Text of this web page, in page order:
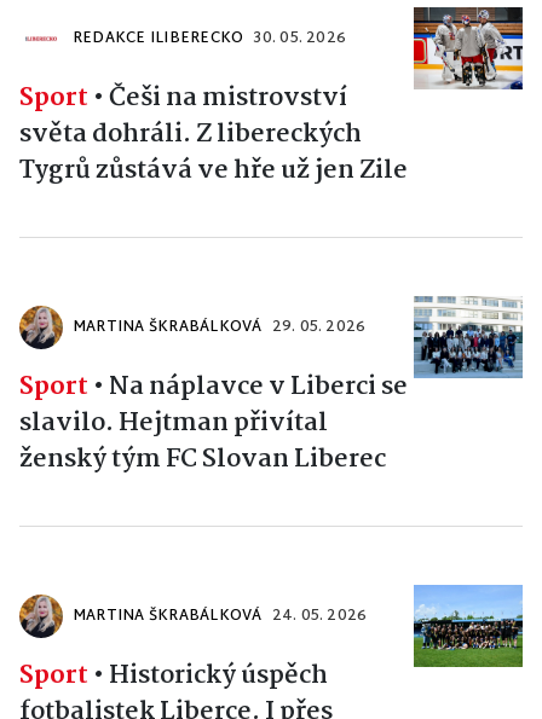
REDAKCE ILIBERECKO 30. 05. 2026
Sport •Češi na mistrovství
světa dohráli. Z libereckých
Tygrů zůstává ve hře už jen Zile
MARTINA ŠKRABÁLKOVÁ 29. 05. 2026
Sport • Na náplavce v Liberci se
slavilo. Hejtman přivítal
ženský tým FC Slovan Liberec
MARTINA ŠKRABÁLKOVÁ 24. 05. 2026
Sport • Historický úspěch